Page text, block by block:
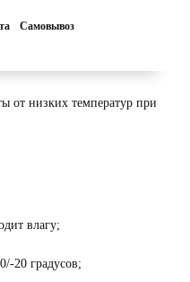
Самовывоз
от низких температур при
влагу;
20 градусов;